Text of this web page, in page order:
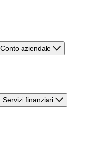
Conto aziendale
Servizi finanziari